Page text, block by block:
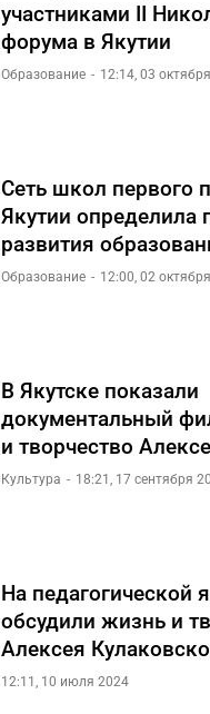
участниками II
форума в Якутии
Образование 12:14, 03
Сеть школ первого
Якутии определила
развития
Образование 12:00, 02
В Якутске показали
документальный
и творчество
Культура 18:21, 17 сентября
На педагогической
обсудили жизнь и
Алексея
12:11, 10 июля 2024